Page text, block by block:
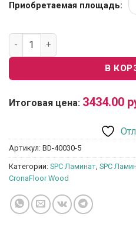
Приобретаемая площадь:
Количество товара SPC
В
Итоговая цена: 3434.00
Артикул: BD-40030-5
Категории: SPC Ламинат SPC
CronaFloor Wood